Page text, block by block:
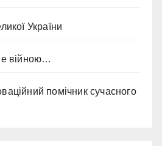
України
війною…
помічник сучасного